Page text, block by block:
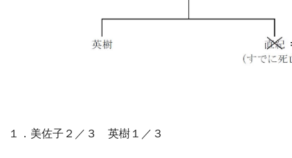
１．美佐子２／３ 英樹１／３